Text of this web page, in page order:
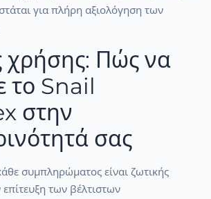
για πλήρη αξιολόγηση των
χρήσης: Πώς να
το Snail
στην
σας
συμπληρώματος είναι ζωτικής
επίτευξη των βέλτιστων